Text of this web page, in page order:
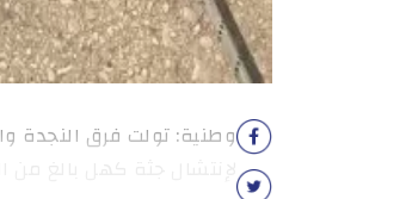
وطنية: تولت فرق النجدة